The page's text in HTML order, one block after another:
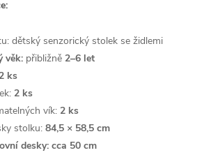
dětský senzorický stolek se židlemi
věk: přibližně 2–6 let
2 ks
2 ks
vík: 2 ks
stolku: 84,5 × 58,5 cm
desky: cca 50 cm